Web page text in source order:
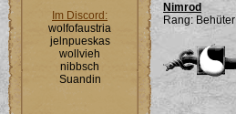
Im Discord:
wolfofaustria
jelnpueskas
wollvieh
nibbsch
Suandin
Nimrod
Rang: Behüter